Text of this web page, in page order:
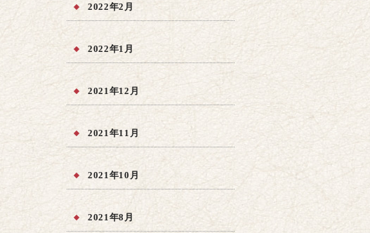
2022年2月
2022年1月
2021年12月
2021年11月
2021年10月
2021年8月